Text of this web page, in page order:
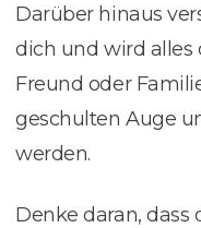
Darüber hinaus
dich und wird alles
Freund oder
geschulten Auge
werden.
Denke daran,